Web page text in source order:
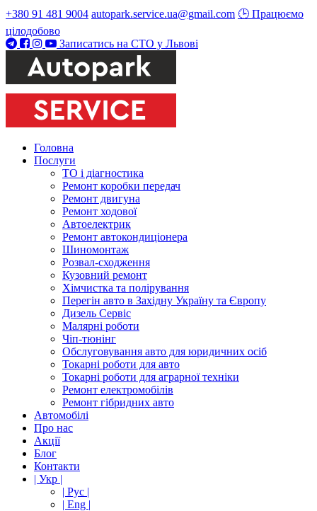
+380 91 481 9004 autopark.service.ua@gmail.com 🕒 Працюємо
цілодобово
Записатись на СТО у Львові
Головна
Послуги
ТО і діагностика
Ремонт коробки передач
Ремонт двигуна
Ремонт ходової
Автоелектрик
Ремонт автокондиціонера
Шиномонтаж
Розвал-сходження
Кузовний ремонт
Хімчистка та полірування
Перегін авто в Західну Україну та Європу
Дизель Сервіс
Малярні роботи
Чіп-тюнінг
Обслуговування авто для юридичних осіб
Токарні роботи для авто
Токарні роботи для аграрної техніки
Ремонт електромобілів
Ремонт гібридних авто
Автомобілі
Про нас
Акції
Блог
Контакти
| Укр |
| Рус |
| Eng |